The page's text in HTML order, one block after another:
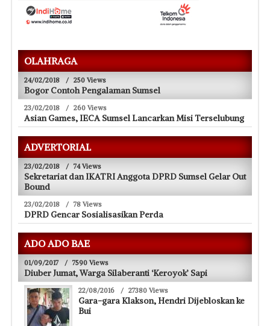
OLAHRAGA
24/02/2018 / 250 Views
Bogor Contoh Pengalaman Sumsel
23/02/2018 / 260 Views
Asian Games, IECA Sumsel Lancarkan Misi Terselubung
ADVERTORIAL
23/02/2018 / 74 Views
Sekretariat dan IKATRI Anggota DPRD Sumsel Gelar Out
Bound
23/02/2018 / 78 Views
DPRD Gencar Sosialisasikan Perda
ADO ADO BAE
01/09/2017 / 7590 Views
Diuber Jumat, Warga Silaberanti ‘Keroyok’ Sapi
22/08/2016 / 27380 Views
Gara-gara Klakson, Hendri Dijebloskan ke
Bui